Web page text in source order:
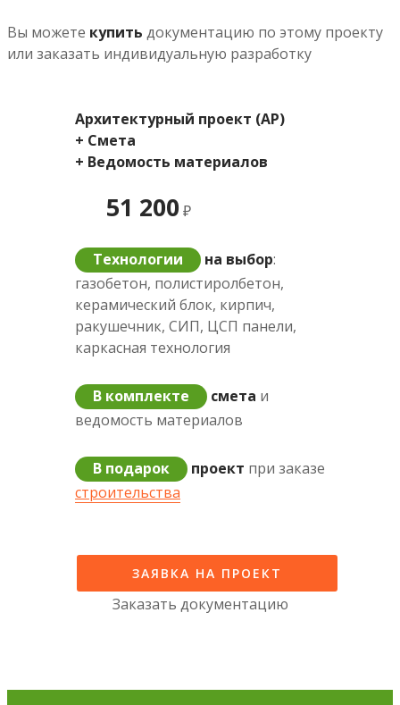
Вы можете купить документацию по этому проекту
или заказать индивидуальную разработку
Архитектурный проект (АР)
+ Смета
+ Ведомость материалов
51 200 ₽
Технологии на выбор:
газобетон, полистиролбетон,
керамический блок, кирпич,
ракушечник, СИП, ЦСП панели,
каркасная технология
В комплекте смета и
ведомость материалов
В подарок проект при заказе
строительства
ЗАЯВКА НА ПРОЕКТ
Заказать документацию